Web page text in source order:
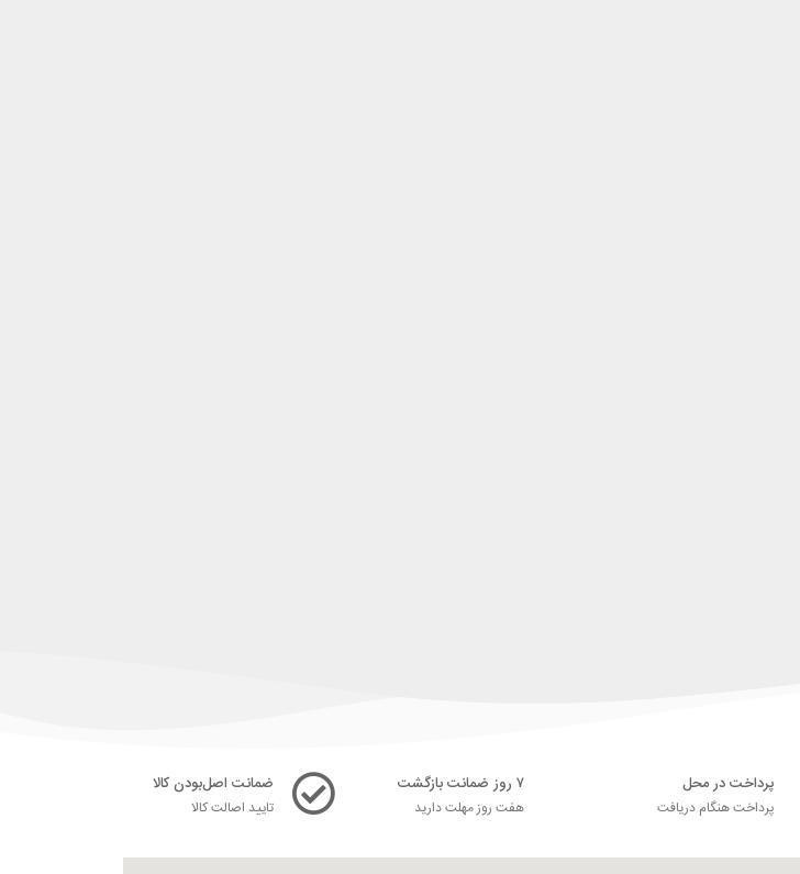
پرداخت در محل
پرداخت هنگام دریافت
۷ روز ضمانت بازگشت
هفت روز مهلت دارید
ضمانت اصل‌بودن کالا
تایید اصالت کالا